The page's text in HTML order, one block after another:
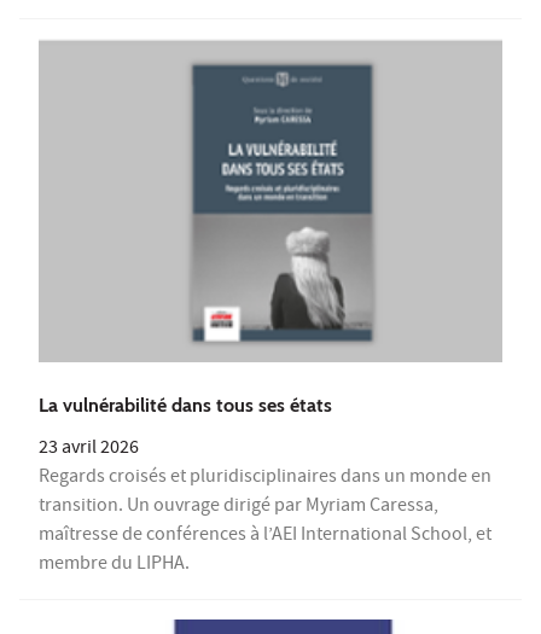
La vulnérabilité dans tous ses états
23 avril 2026
Regards croisés et pluridisciplinaires dans un monde en
transition. Un ouvrage dirigé par Myriam Caressa,
maîtresse de conférences à l’AEI International School, et
membre du LIPHA.